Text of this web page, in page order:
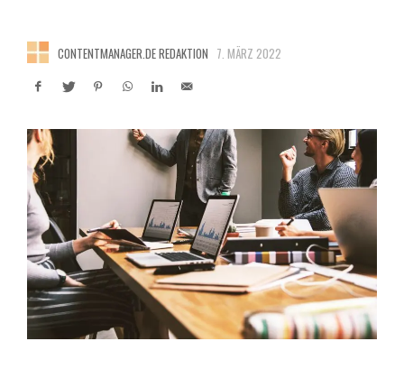
CONTENTMANAGER.DE REDAKTION 7. MÄRZ 2022